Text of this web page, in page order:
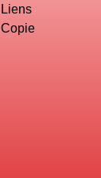
Liens
Copie